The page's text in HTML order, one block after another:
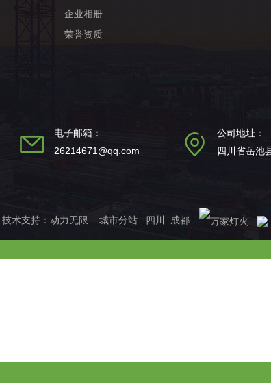
企业相册
荣誉资质
电子邮箱：
26214671@qq.com
公司地址：
四川省岳池
术支持： 动力无限 城市分站: 四川 成都